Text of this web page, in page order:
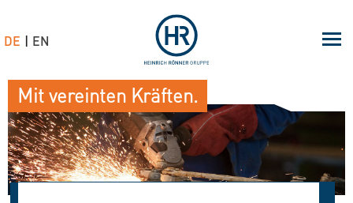
Mit vereinten Kräften.
DE EN